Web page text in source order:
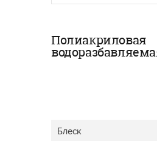
Полиакриловая
Блеск